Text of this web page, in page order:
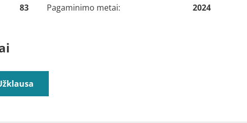
83
Pagaminimo metai:
2024